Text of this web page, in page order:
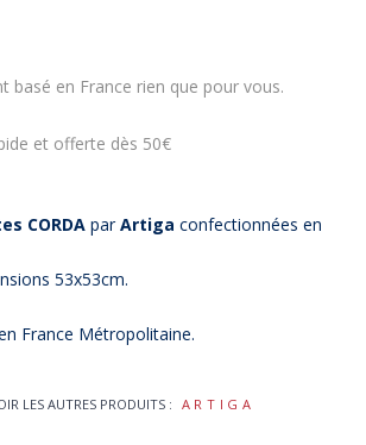
basé en France rien que pour vous.
et offerte dès 50€
CORDAparArtigaconfectionnées en
53x53cm.
France Métropolitaine.
LES AUTRES PRODUITS : ARTIGA